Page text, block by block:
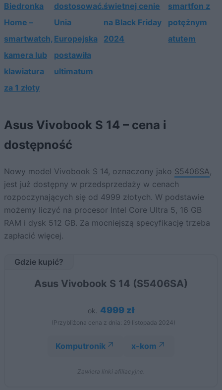
Biedronka
Home –
smartwatch,
kamera lub
klawiatura
za 1 złoty
dostosować.
Unia
Europejska
postawiła
ultimatum
świetnej cenie
na Black Friday
2024
smartfon z
potężnym
atutem
Asus Vivobook S 14 – cena i
dostępność
Nowy model Vivobook S 14, oznaczony jako S5406SA,
jest już dostępny w przedsprzedaży w cenach
rozpoczynających się od 4999 złotych. W podstawie
możemy liczyć na procesor Intel Core Ultra 5, 16 GB
RAM i dysk 512 GB. Za mocniejszą specyfikację trzeba
zapłacić więcej.
Gdzie kupić?
Asus Vivobook S 14 (S5406SA)
ok. 4999 zł
(Przybliżona cena z dnia: 29 listopada 2024)
Komputronik x-kom
Zawiera linki afiliacyjne.